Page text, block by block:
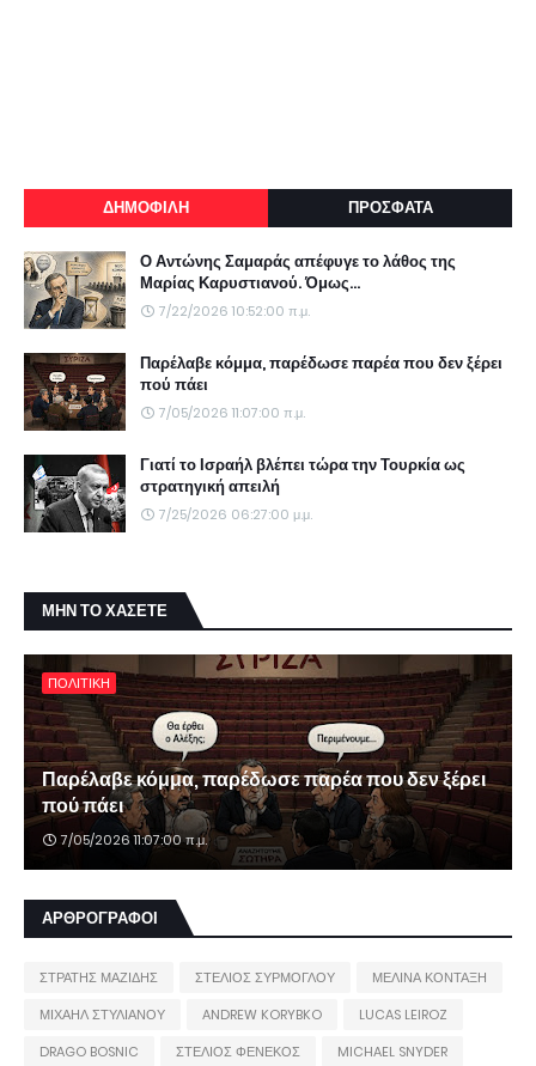
ΔΗΜΟΦΙΛΗ ΠΡΟΣΦΑΤΑ
Ο Αντώνης Σαμαράς απέφυγε το λάθος της
Μαρίας Καρυστιανού. Όμως...
7/22/2026 10:52:00 π.μ.
Παρέλαβε κόμμα, παρέδωσε παρέα που δεν ξέρει
πού πάει
7/05/2026 11:07:00 π.μ.
Γιατί το Ισραήλ βλέπει τώρα την Τουρκία ως
στρατηγική απειλή
7/25/2026 06:27:00 μ.μ.
ΜΗΝ ΤΟ ΧΑΣΕΤΕ
ΠΟΛΙΤΙΚΗ
Παρέλαβε κόμμα, παρέδωσε παρέα που δεν ξέρει
πού πάει
7/05/2026 11:07:00 π.μ.
ΑΡΘΡΟΓΡΑΦΟΙ
ΣΤΡΑΤΗΣ ΜΑΖΙΔΗΣ ΣΤΕΛΙΟΣ ΣΥΡΜΟΓΛΟΥ
ΜΕΛΙΝΑ ΚΟΝΤΑΞΗ
ΜΙΧΑΗΛ ΣΤΥΛΙΑΝΟΥ
ANDREW KORYBKO
LUCAS LEIROZ
DRAGO BOSNIC
ΣΤΕΛΙΟΣ ΦΕΝΕΚΟΣ
MICHAEL SNYDER